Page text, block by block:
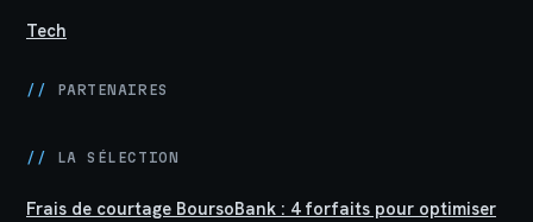
Tech
// PARTENAIRES
// LA SÉLECTION
Frais de courtage BoursoBank : 4 forfaits pour optimiser